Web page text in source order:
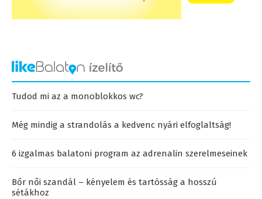
Tudod mi az a monoblokkos wc?
Még mindig a strandolás a kedvenc nyári elfoglaltság!
6 izgalmas balatoni program az adrenalin szerelmeseinek
Bőr női szandál – kényelem és tartósság a hosszú
sétákhoz